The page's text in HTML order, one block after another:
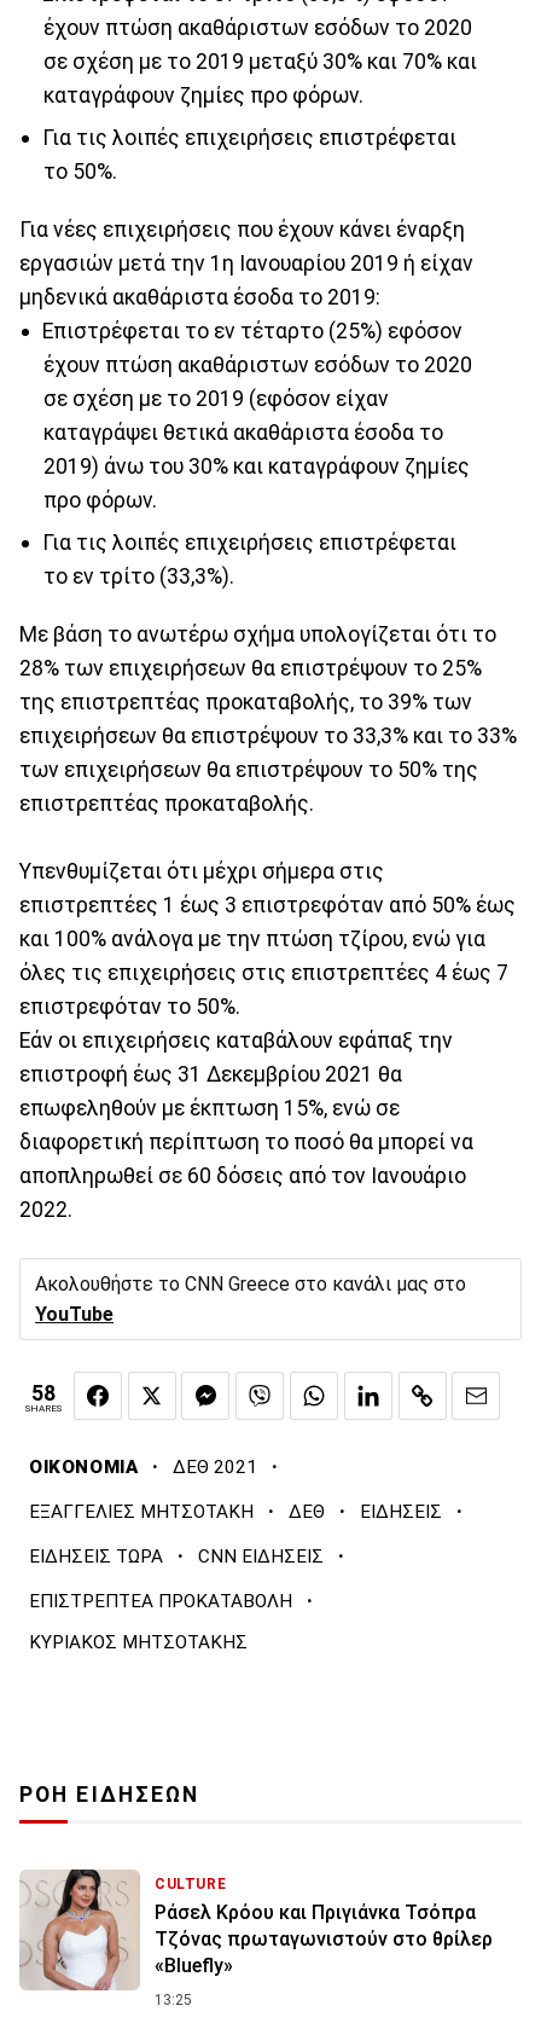
έχουν πτώση ακαθάριστων εσόδων το 2020
σε σχέση με το 2019 μεταξύ 30% και 70% και
καταγράφουν ζημίες προ φόρων.
Για τις λοιπές επιχειρήσεις επιστρέφεται
το 50%.
Για νέες επιχειρήσεις που έχουν κάνει έναρξη
εργασιών μετά την 1η Ιανουαρίου 2019 ή είχαν
μηδενικά ακαθάριστα έσοδα το 2019:
Επιστρέφεται το εν τέταρτο (25%) εφόσον
έχουν πτώση ακαθάριστων εσόδων το 2020
σε σχέση με το 2019 (εφόσον είχαν
καταγράψει θετικά ακαθάριστα έσοδα το
2019) άνω του 30% και καταγράφουν ζημίες
προ φόρων.
Για τις λοιπές επιχειρήσεις επιστρέφεται
το εν τρίτο (33,3%).
Με βάση το ανωτέρω σχήμα υπολογίζεται ότι το
28% των επιχειρήσεων θα επιστρέψουν το 25%
της επιστρεπτέας προκαταβολής, το 39% των
επιχειρήσεων θα επιστρέψουν το 33,3% και το 33%
των επιχειρήσεων θα επιστρέψουν το 50% της
επιστρεπτέας προκαταβολής.
Υπενθυμίζεται ότι μέχρι σήμερα στις
επιστρεπτέες 1 έως 3 επιστρεφόταν από 50% έως
και 100% ανάλογα με την πτώση τζίρου, ενώ για
όλες τις επιχειρήσεις στις επιστρεπτέες 4 έως 7
επιστρεφόταν το 50%.
Εάν οι επιχειρήσεις καταβάλουν εφάπαξ την
επιστροφή έως 31 Δεκεμβρίου 2021 θα
επωφεληθούν με έκπτωση 15%, ενώ σε
διαφορετική περίπτωση το ποσό θα μπορεί να
αποπληρωθεί σε 60 δόσεις από τον Ιανουάριο
2022.
Ακολουθήστε το CNN Greece στο κανάλι μας στο
YouTube
58
SHARES
ΟΙΚΟΝΟΜΙΑ · ΔΕΘ 2021 ·
ΕΞΑΓΓΕΛΙΕΣ ΜΗΤΣΟΤΑΚΗ · ΔΕΘ · ΕΙΔΗΣΕΙΣ ·
ΕΙΔΗΣΕΙΣ ΤΩΡΑ · CNN ΕΙΔΗΣΕΙΣ ·
ΕΠΙΣΤΡΕΠΤΕΑ ΠΡΟΚΑΤΑΒΟΛΗ ·
ΚΥΡΙΑΚΟΣ ΜΗΤΣΟΤΑΚΗΣ
ΡΟΗ ΕΙΔΗΣΕΩΝ
CULTURE
Ράσελ Κρόου και Πριγιάνκα Τσόπρα
Τζόνας πρωταγωνιστούν στο θρίλερ
«Bluefly»
13:25